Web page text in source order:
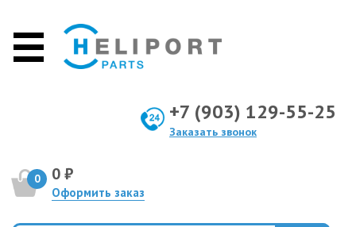
+7 (903) 129-55-25
Заказать звонок
0 0 ₽
Оформить заказ